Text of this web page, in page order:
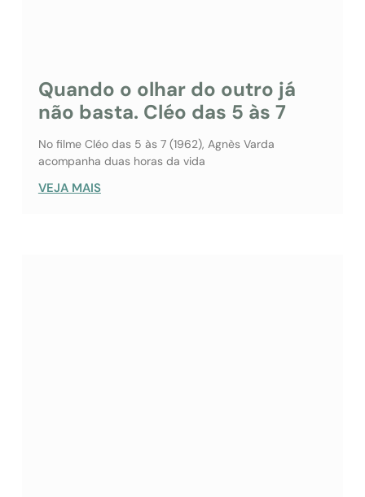
Quando o olhar do outro já
não basta. Cléo das 5 às 7
No filme Cléo das 5 às 7 (1962), Agnès Varda
acompanha duas horas da vida
VEJA MAIS